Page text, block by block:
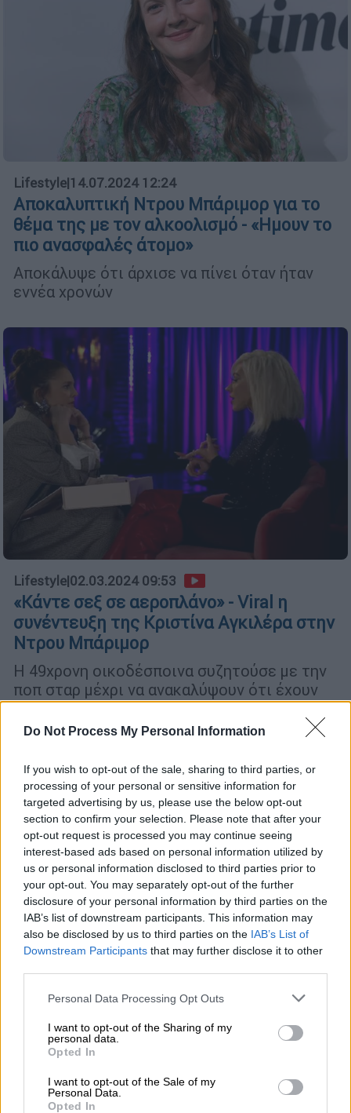
Do Not Process My Personal Information
If you wish to opt-out of the sale, sharing to third parties, or
processing of your personal or sensitive information for
targeted advertising by us, please use the below opt-out
section to confirm your selection. Please note that after your
opt-out request is processed you may continue seeing
interest-based ads based on personal information utilized by
us or personal information disclosed to third parties prior to
your opt-out. You may separately opt-out of the further
disclosure of your personal information by third parties on the
IAB’s list of downstream participants. This information may
also be disclosed by us to third parties on the IAB’s List of
Downstream Participants that may further disclose it to other
Please note that this website/app uses one or more Google
not limited to your visit or usage behaviour. You may click to
grant or deny consent to Google and its third-party tags to
use your data for below specified purposes in below Google
consent section.
Personal Data Processing Opt Outs
I want to opt-out of the Sharing of my
personal data.
Opted In
I want to opt-out of the Sale of my
Personal Data.
Opted In
Lifestyle|14.07.2024 12:24
Αποκαλυπτική Ντρου Μπάριμορ για το
θέμα της με τον αλκοολισμό - «Ημουν το
πιο ανασφαλές άτομο»
Αποκάλυψε ότι άρχισε να πίνει όταν ήταν
εννέα χρονών
Lifestyle|02.03.2024 09:53
«Κάντε σεξ σε αεροπλάνο» - Viral η
συνέντευξη της Κριστίνα Αγκιλέρα στην
Ντρου Μπάριμορ
Η 49χρονη οικοδέσποινα συζητούσε με την
ποπ σταρ μέχρι να ανακαλύψουν ότι έχουν
κάτι κοινό, είναι και οι δύο «μέλη» του «mile
high club», όπως αποκαλούν το σεξ στον
αεροπλάνο
Lifestyle|13.11.2023 14:03
Η Μέγκαν Φοξ αποκαλύπτει: «Ήμουν
εθισμένη στο να ερωτεύομαι»